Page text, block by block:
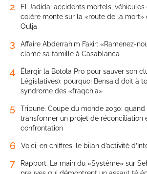
2
El Jadida: accidents mortels, véhicules
colère monte sur la «route de la mort»
Oulja
3
Affaire Abderrahim Fakir: «Ramenez-
clame sa famille à Casablanca
4
Élargir la Botola Pro pour sauver son
Législatives): pourquoi Bensaïd doit à
syndrome des «fraqchia»
5
Tribune. Coupe du monde 2030:
transformer un projet de réconciliation
confrontation
6 Voici, en chiffres, le bilan d’activité
7
Rapport. La main du «Système» sur